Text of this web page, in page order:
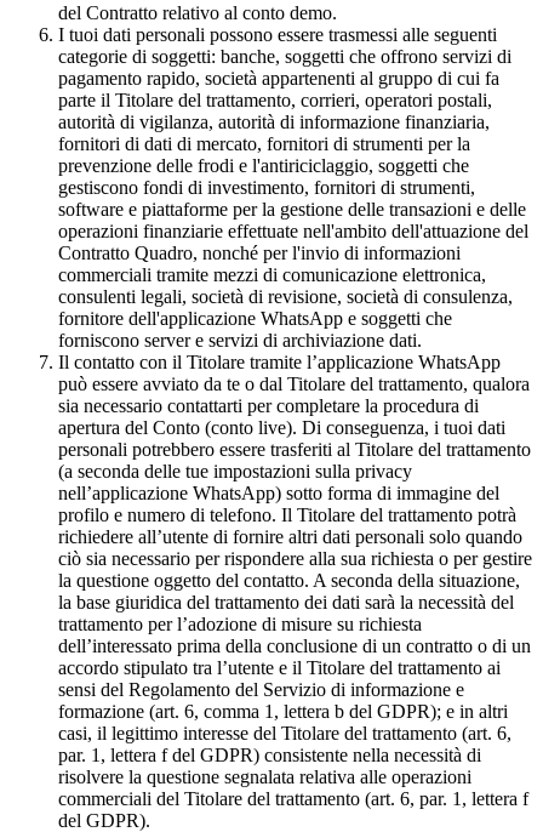
del Contratto relativo al conto demo.
I tuoi dati personali possono essere trasmessi alle seguenti
categorie di soggetti: banche, soggetti che offrono servizi di
pagamento rapido, società appartenenti al gruppo di cui fa
parte il Titolare del trattamento, corrieri, operatori postali,
autorità di vigilanza, autorità di informazione finanziaria,
fornitori di dati di mercato, fornitori di strumenti per la
prevenzione delle frodi e l'antiriciclaggio, soggetti che
gestiscono fondi di investimento, fornitori di strumenti,
software e piattaforme per la gestione delle transazioni e delle
operazioni finanziarie effettuate nell'ambito dell'attuazione del
Contratto Quadro, nonché per l'invio di informazioni
commerciali tramite mezzi di comunicazione elettronica,
consulenti legali, società di revisione, società di consulenza,
fornitore dell'applicazione WhatsApp e soggetti che
forniscono server e servizi di archiviazione dati.
Il contatto con il Titolare tramite l’applicazione WhatsApp
può essere avviato da te o dal Titolare del trattamento, qualora
sia necessario contattarti per completare la procedura di
apertura del Conto (conto live). Di conseguenza, i tuoi dati
personali potrebbero essere trasferiti al Titolare del trattamento
(a seconda delle tue impostazioni sulla privacy
nell’applicazione WhatsApp) sotto forma di immagine del
profilo e numero di telefono. Il Titolare del trattamento potrà
richiedere all’utente di fornire altri dati personali solo quando
ciò sia necessario per rispondere alla sua richiesta o per gestire
la questione oggetto del contatto. A seconda della situazione,
la base giuridica del trattamento dei dati sarà la necessità del
trattamento per l’adozione di misure su richiesta
dell’interessato prima della conclusione di un contratto o di un
accordo stipulato tra l’utente e il Titolare del trattamento ai
sensi del Regolamento del Servizio di informazione e
formazione (art. 6, comma 1, lettera b del GDPR); e in altri
casi, il legittimo interesse del Titolare del trattamento (art. 6,
par. 1, lettera f del GDPR) consistente nella necessità di
risolvere la questione segnalata relativa alle operazioni
commerciali del Titolare del trattamento (art. 6, par. 1, lettera f
del GDPR).